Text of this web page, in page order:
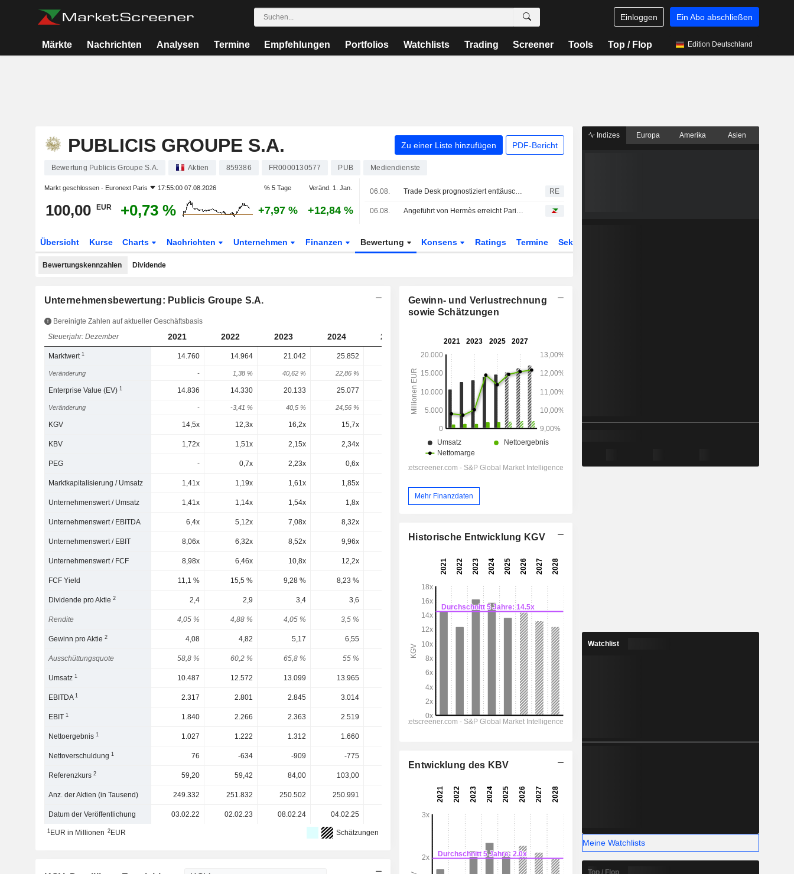
Einloggen Ein Abo abschließen
Märkte Nachrichten Analysen Termine Empfehlungen Portfolios Watchlists Trading Screener Tools Top / Flop Edition Deutschland
PUBLICIS GROUPE S.A. Zu einer Liste hinzufügen PDF-Bericht
Bewertung Publicis Groupe S.A. Aktien 859386 FR0000130577 PUB Mediendienste
Markt geschlossen - Euronext Paris 17:55:00 07.08.2026 % 5 Tage Veränd. 1. Jan.
100,00 EUR +0,73 % +7,97 % +12,84 %
06.08. Trade Desk prognostiziert enttäuschenden Quartalsumsatz - Aktie fällt RE
06.08. Angeführt von Hermès erreicht Paris neue, bislang unerreichte Höhen
Übersicht Kurse Charts Nachrichten Unternehmen Finanzen Bewertung Konsens Ratings Termine Sektor
Bewertungskennzahlen Dividende
Unternehmensbewertung: Publicis Groupe S.A.
Bereinigte Zahlen auf aktueller Geschäftsbasis
Steuerjahr: Dezember
2021 2022 2023 2024 2025 2026 2027
Marktwert1 14.760 14.964 21.042 25.852 24.972
Veränderung - 1,38 % 40,62 % 22,86 % -14,02 % 12,35 % -
Enterprise Value (EV)1 14.836 14.330 20.133 25.077 23.770 22.709 21.541
Veränderung - -3,41 % 40,5 % 24,56 % -13,55 % -4,46 % -5,14 %
KGV 14,5x 12,3x 16,2x 15,7x 14,3x 13,1x 12,3x
KBV 1,72x 1,51x 2,15x 2,34x 2,27x 2,11x
PEG - 0,7x 2,23x 0,6x 1,9x 1,42x
Marktkapitalisierung / Umsatz 1,41x 1,19x 1,61x 1,85x
Unternehmenswert / Umsatz 1,41x 1,14x 1,54x 1,8x 1,49x 1,57x
Unternehmenswert / EBITDA 6,4x 5,12x 7,08x 8,32x
Unternehmenswert / EBIT 8,06x 6,32x 8,52x 9,96x 8,19x 8,47x 7,47x
Unternehmenswert / FCF 8,98x 6,46x 10,8x 12,2x 10,7x 9,17x 8,03x
FCF Yield 11,1 % 15,5 % 9,28 % 8,23 %
Dividende pro Aktie2 2,4 2,9 3,4 3,6 3,925 4,21
Rendite 4,05 % 4,88 % 4,05 % 3,5 % 3,93 % 4,21 %
Gewinn pro Aktie2 4,08 4,82 5,17 6,55 7,01 7,657 8,136
Ausschüttungsquote 58,8 % 60,2 % 65,8 % 55 % 57,5 % 56 % 55 % 54,7 %
Umsatz1 10.487 12.572 13.099 13.965 15.149 16.233 17.067
EBITDA1 2.317 2.801 2.845 3.014 3.340 3.596 3.782
EBIT1 1.840 2.266 2.363 2.519 2.805 3.041 3.208
Nettoergebnis1 1.027 1.222 1.312 1.660
Nettoverschuldung1 76 -634 -909 -775
Referenzkurs2 59,20 59,42 84,00 103,00
Anz. der Aktien (in Tausend) 249.332 251.832 250.502 250.991 249.721
Datum der Veröffentlichung 03.02.22 02.02.23 08.02.24 04.02.25 -
1EUR in Millionen 2EUR Schätzungen
Gewinn- und Verlustrechnung
sowie Schätzungen
Mehr Finanzdaten
Historische Entwicklung KGV
Entwicklung des KBV
Indizes Europa Amerika Asien
Watchlist
Meine Watchlists
Top / Flop